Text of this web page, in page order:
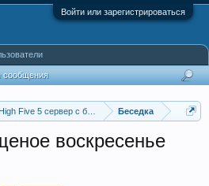
Войти или зарегистрироваться
Five 5 сервер с баферомБеседка
воскресенье
сообщения